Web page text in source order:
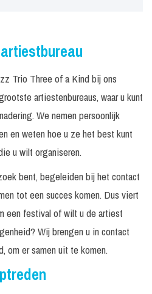
Trio Three of a Kind bij ons
artiestenbureaus, waar u kunt
We nemen persoonlijk
en weten hoe u ze het best kunt
u wilt organiseren.
bent, begeleiden bij het contact
tot een succes komen. Dus viert
een festival of wilt u de artiest
Wij brengen u in contact
om er samen uit te komen.